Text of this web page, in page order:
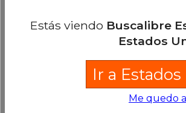
Estás viendo Buscalibre
Estados
Ir a
Me quedo